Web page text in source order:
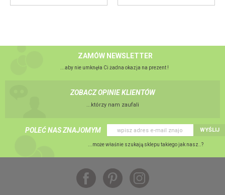
ZAMÓW NEWSLETTER
...aby nie umknęła Ci żadna okazja na prezent !
ZOBACZ OPINIE KLIENTÓW
...którzy nam zaufali
POLEĆ NAS ZNAJOMYM WYŚLIJ
...może właśnie szukają sklepu takiego jak nasz..?